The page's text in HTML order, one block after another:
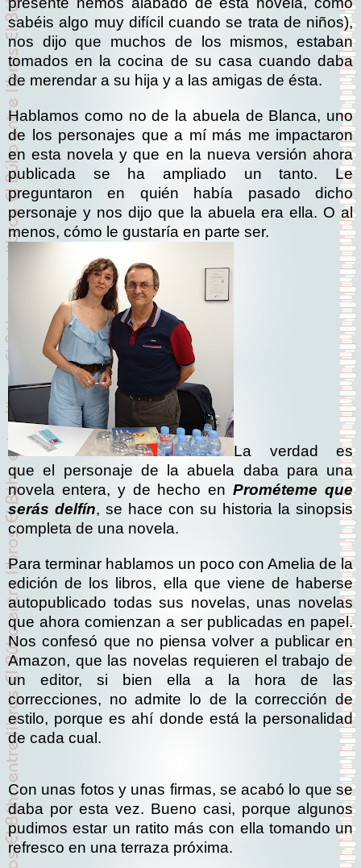
sabéis algo muy difícil cuando se trata de niños),
nos dijo que muchos de los mismos, estaban
tomados en la cocina de su casa cuando daba
de merendar a su hija y a las amigas de ésta.
Hablamos como no de la abuela de Blanca, uno
de los personajes que a mí más me impactaron
en esta novela y que en la nueva versión ahora
publicada se ha ampliado un tanto. Le
preguntaron en quién había pasado dicho
personaje y nos dijo que la abuela era ella. O al
menos, cómo le gustaría en parte ser.
La verdad es
que el personaje de la abuela daba para una
novela entera, y de hecho enProméteme que
serás delfín, se hace con su historia la sinopsis
completa de una novela.
Para terminar hablamos un poco con Amelia de la
edición de los libros, ella que viene de haberse
autopublicado todas sus novelas, unas novelas
que ahora comienzan a ser publicadas en papel.
Nos confesó que no piensa volver a publicar en
Amazon, que las novelas requieren el trabajo de
un editor, si bien ella a la hora de las
correcciones, no admite lo de la corrección de
estilo, porque es ahí donde está la personalidad
de cada cual.
Con unas fotos y unas firmas, se acabó lo que se
daba por esta vez. Bueno casi, porque algunos
pudimos estar un ratito más con ella tomando un
refresco en una terraza próxima.